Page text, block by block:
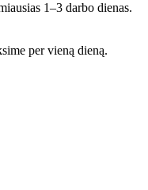
1–3 darbo dienas.
per vieną dieną.